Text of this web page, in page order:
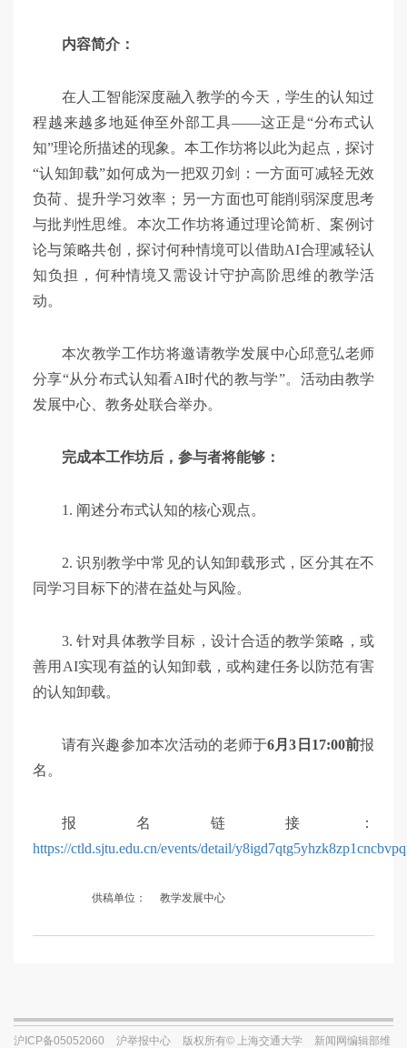
内容简介：
在人工智能深度融入教学的今天，学生的认知过
程越来越多地延伸至外部工具——这正是“分布式认
知”理论所描述的现象。本工作坊将以此为起点，探讨
“认知卸载”如何成为一把双刃剑：一方面可减轻无效
负荷、提升学习效率；另一方面也可能削弱深度思考
与批判性思维。本次工作坊将通过理论简析、案例讨
论与策略共创，探讨何种情境可以借助AI合理减轻认
知负担，何种情境又需设计守护高阶思维的教学活
动。
本次教学工作坊将邀请教学发展中心邱意弘老师
分享“从分布式认知看AI时代的教与学”。活动由教学
发展中心、教务处联合举办。
完成本工作坊后，参与者将能够：
1. 阐述分布式认知的核心观点。
2. 识别教学中常见的认知卸载形式，区分其在不
同学习目标下的潜在益处与风险。
3. 针对具体教学目标，设计合适的教学策略，或
善用AI实现有益的认知卸载，或构建任务以防范有害
的认知卸载。
请有兴趣参加本次活动的老师于6月3日17:00前报
名。
报名链接：
https://ctld.sjtu.edu.cn/events/detail/
供稿单位： 教学发展中心
沪ICP备05052060 沪举报中心 版权所有© 上海交通大学 新闻网编辑部维